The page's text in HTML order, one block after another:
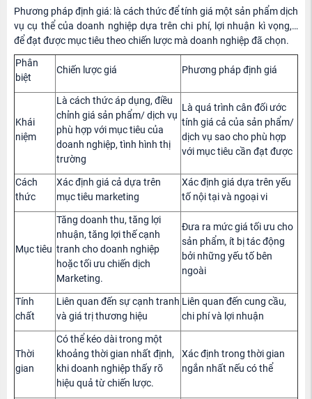
Phương pháp định giá: là cách thức để tính giá một sản phẩm dịch
vụ cụ thể của doanh nghiệp dựa trên chi phí, lợi nhuận kì vọng,…
để đạt được mục tiêu theo chiến lược mà doanh nghiệp đã chọn.
Phân
biệt
Chiến lược giá Phương pháp định giá
Khái
niệm
Là cách thức áp dụng, điều
chỉnh giá sản phẩm/ dịch vụ
phù hợp với mục tiêu của
doanh nghiệp, tình hình thị
trường
Là quá trình cân đối ước
tính giá cả của sản phẩm/
dịch vụ sao cho phù hợp
với mục tiêu cần đạt được
Cách
thức
Xác định giá cả dựa trên
mục tiêu marketing
Xác định giá dựa trên yếu
tố nội tại và ngoại vi
Mục tiêu
Tăng doanh thu, tăng lợi
nhuận, tăng lợi thế cạnh
tranh cho doanh nghiệp
hoặc tối ưu chiến dịch
Marketing.
Đưa ra mức giá tối ưu cho
sản phẩm, ít bị tác động
bởi những yếu tố bên
ngoài
Tính
chất
Liên quan đến sự cạnh tranh
và giá trị thương hiệu
Liên quan đến cung cầu,
chi phí và lợi nhuận
Thời
gian
Có thể kéo dài trong một
khoảng thời gian nhất định,
khi doanh nghiệp thấy rõ
hiệu quả từ chiến lược.
Xác định trong thời gian
ngắn nhất nếu có thể